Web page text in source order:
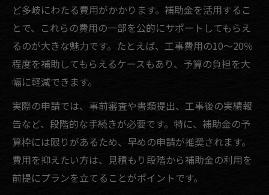
ど多岐にわたる費用がかかります。補助金を活用するこ
とで、これらの費用の一部を公的にサポートしてもらえ
るのが大きな魅力です。たとえば、工事費用の10～20％
程度を補助してもらえるケースもあり、予算の負担を大
幅に軽減できます。
実際の申請では、事前審査や書類提出、工事後の実績報
告など、段階的な手続きが必要です。特に、補助金の予
算枠には限りがあるため、早めの申請が推奨されます。
費用を抑えたい方は、見積もり段階から補助金の利用を
前提にプランを立てることがポイントです。